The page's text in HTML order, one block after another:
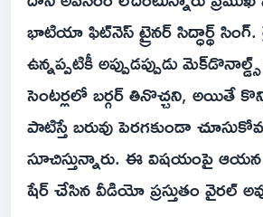
భాటియా ఫిట్‌నెస్ ట్రైనర్ సిద్ధార్థ్
ఉన్నప్పటికీ అప్పుడప్పుడు
సెంటర్లలో బర్గర్ తినొచ్చని, అయితే
పాటిస్తే బరువు పెరగకుండా
సూచిస్తున్నారు. ఈ విషయంపై
షేర్ చేసిన వీడియో ప్రస్తుతం వైరల్